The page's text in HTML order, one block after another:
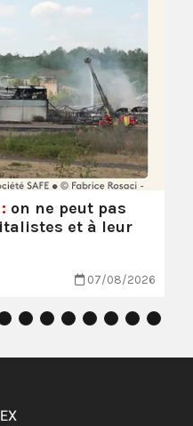
on ne peut pas
et à leur
07/08/2026